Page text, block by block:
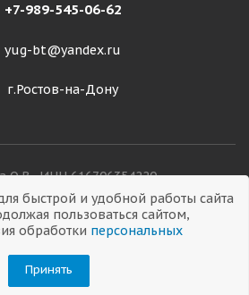
+7-989-545-06-62
yug-bt@yandex.ru
г.Ростов-на-Дону
О.В., ИНН 616706354220,
326619600038282
Все права защищены
быстрой и удобной работы сайта
пользоваться сайтом,
обработки персональных
Принять